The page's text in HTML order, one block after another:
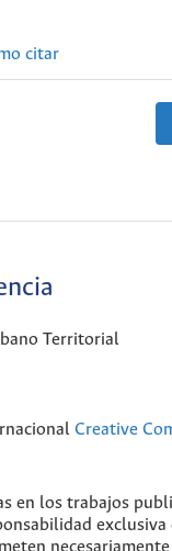
citar
Territorial
Creative
en los trabajos
exclusiva